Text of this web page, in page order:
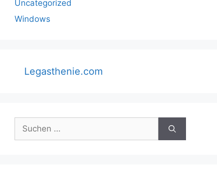
Uncategorized
Windows
Legasthenie.com
Suchen
nach: